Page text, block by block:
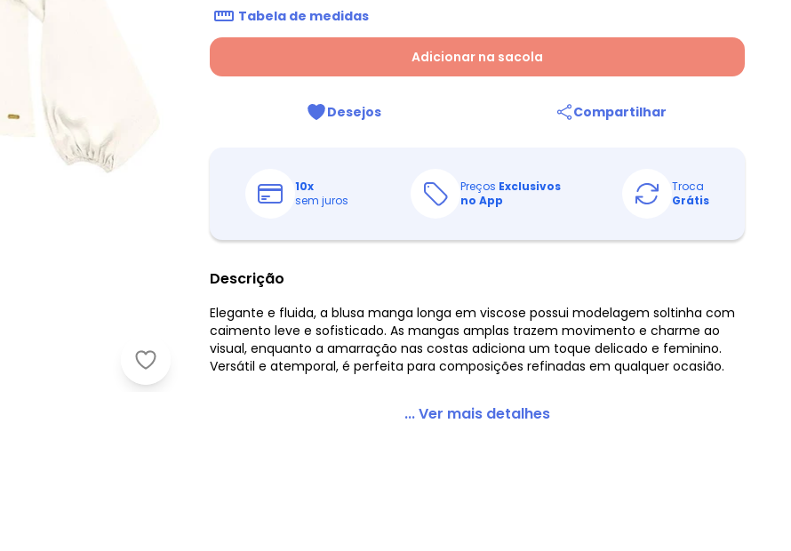
Angel - Blusa Viscose Essentials Off White
Tabela de medidas
Adicionar na sacola
Desejos Compartilhar
10x
sem juros
Preços Exclusivos
no App
Troca
Grátis
Descrição
Elegante e fluida, a blusa manga longa em viscose possui modelagem soltinha com
caimento leve e sofisticado. As mangas amplas trazem movimento e charme ao
visual, enquanto a amarração nas costas adiciona um toque delicado e feminino.
Versátil e atemporal, é perfeita para composições refinadas em qualquer ocasião.
... Ver mais detalhes